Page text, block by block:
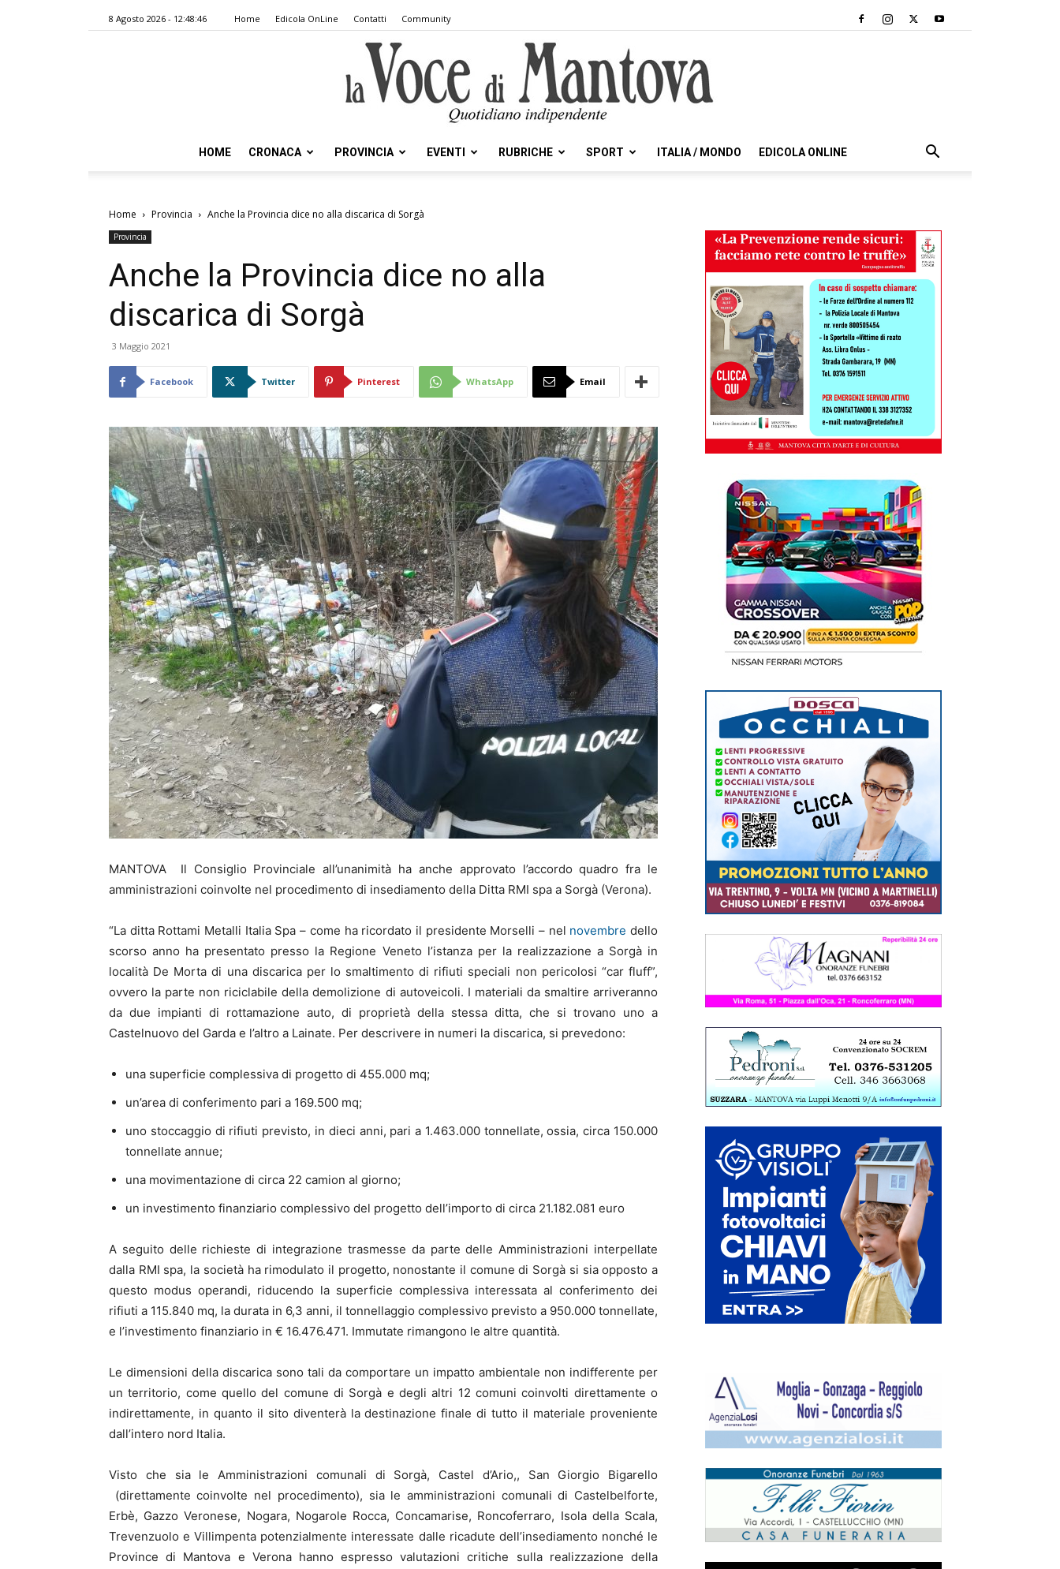
8 Agosto 2026 - 12:48:46 Home Edicola OnLine Contatti Community
Voce
Mantova
HOME CRONACA PROVINCIA EVENTI RUBRICHE SPORT ITALIA / MONDO EDICOLA ONLINE
Home Provincia Anche la Provincia dice no alla discarica di Sorgà
Provincia
Anche la Provincia dice no alla
discarica di Sorgà
3 Maggio 2021
Facebook Twitter Pinterest WhatsApp Email
MANTOVA Il Consiglio Provinciale all’unanimità ha anche approvato l’accordo quadro fra le
amministrazioni coinvolte nel procedimento di insediamento della Ditta RMI spa a Sorgà (Verona).
“La ditta Rottami Metalli Italia Spa – come ha ricordato il presidente Morselli – nel novembre dello
scorso anno ha presentato presso la Regione Veneto l’istanza per la realizzazione a Sorgà in
località De Morta di una discarica per lo smaltimento di rifiuti speciali non pericolosi “car fluff”,
ovvero la parte non riciclabile della demolizione di autoveicoli. I materiali da smaltire arriveranno
da due impianti di rottamazione auto, di proprietà della stessa ditta, che si trovano uno a
Castelnuovo del Garda e l’altro a Lainate. Per descrivere in numeri la discarica, si prevedono:
una superficie complessiva di progetto di 455.000 mq;
un’area di conferimento pari a 169.500 mq;
uno stoccaggio di rifiuti previsto, in dieci anni, pari a 1.463.000 tonnellate, ossia, circa 150.000
tonnellate annue;
una movimentazione di circa 22 camion al giorno;
un investimento finanziario complessivo del progetto dell’importo di circa 21.182.081 euro
A seguito delle richieste di integrazione trasmesse da parte delle Amministrazioni interpellate
dalla RMI spa, la società ha rimodulato il progetto, nonostante il comune di Sorgà si sia opposto a
questo modus operandi, riducendo la superficie complessiva interessata al conferimento dei
rifiuti a 115.840 mq, la durata in 6,3 anni, il tonnellaggio complessivo previsto a 950.000 tonnellate,
e l’investimento finanziario in € 16.476.471. Immutate rimangono le altre quantità.
Le dimensioni della discarica sono tali da comportare un impatto ambientale non indifferente per
un territorio, come quello del comune di Sorgà e degli altri 12 comuni coinvolti direttamente o
indirettamente, in quanto il sito diventerà la destinazione finale di tutto il materiale proveniente
dall’intero nord Italia.
Visto che sia le Amministrazioni comunali di Sorgà, Castel d’Ario,, San Giorgio Bigarello
(direttamente coinvolte nel procedimento), sia le amministrazioni comunali di Castelbelforte,
Erbè, Gazzo Veronese, Nogara, Nogarole Rocca, Concamarise, Roncoferraro, Isola della Scala,
Trevenzuolo e Villimpenta potenzialmente interessate dalle ricadute dell’insediamento nonché le
Province di Mantova e Verona hanno espresso valutazioni critiche sulla realizzazione della